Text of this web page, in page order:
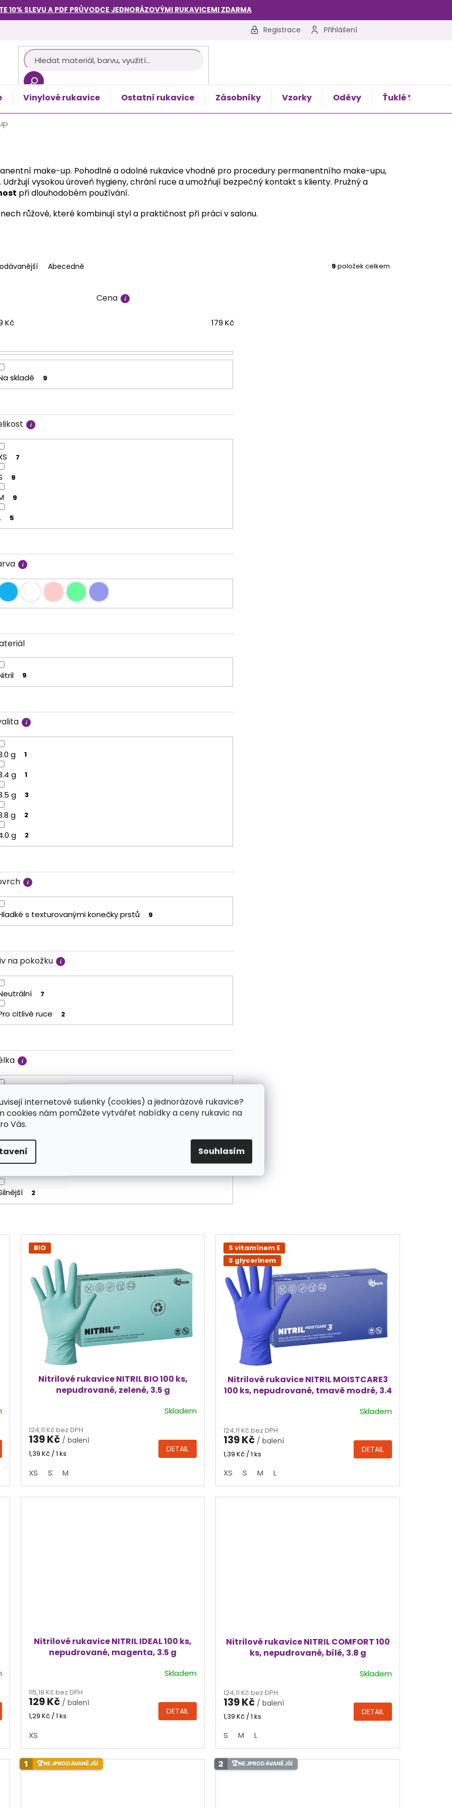
internetové sušenky (cookies) a jednorázové rukavice?
cookies nám pomůžete vytvářet nabídky a ceny rukavic na
Vás.
Souhlasím
10% SLEVU A PDF PRŮVODCE JEDNORÁZOVÝMI RUKAVICEMI ZDARMA
Registrace Přihlášení
Vinylové rukavice Ostatní rukavice Zásobníky Vzorky Oděvy Ťuklé %
make-up. Pohodlné a odolné rukavice vhodné pro procedury permanentního make-upu,
vysokou úroveň hygieny, chrání ruce a umožňují bezpečný kontakt s klienty. Pružný a
při dlouhodobém používání.
růžové, které kombinují styl a praktičnost při práci v salonu.
Abecedně 9 položek celkem
Cena
Kč 179 Kč
skladě 9
7
9
9
5
9
g 1
g 1
g 3
g 2
g 2
s texturovanými konečky prstů 9
na pokožku
7
citlivé ruce 2
2
BIO
Nitrilové rukavice NITRIL BIO 100 ks,
nepudrované, zelené, 3.5 g
produktu
je
4,8
5
Skladem
124,11 Kč bez DPH
139 Kč / balení
Měrná
1,39 Kč / 1 ks DETAIL
XS S M
S vitamínem E
S glycerinem
Nitrilové rukavice NITRIL MOISTCARE3
100 ks, nepudrované, tmavě modré, 3.4
produktu
je
4,6
5
hvězdiček.
Skladem
124,11 Kč bez DPH
139 Kč / balení
Měrná
1,39 Kč / 1 ks DETAIL
XS S M L
Nitrilové rukavice NITRIL IDEAL 100 ks,
nepudrované, magenta, 3.5 g
produktu
je
5,0
5
Skladem
115,18 Kč bez DPH
129 Kč / balení
Měrná
1,29 Kč / 1 ks DETAIL
XS
Nitrilové rukavice NITRIL COMFORT 100
ks, nepudrované, bílé, 3.8 g
produktu
je
3,8
5
hvězdiček.
Skladem
124,11 Kč bez DPH
139 Kč / balení
Měrná
1,39 Kč / 1 ks DETAIL
S M L
1 🏆NEJPRODÁVANĚJŠÍ 2 🏆NEJPRODÁVANĚJŠÍ